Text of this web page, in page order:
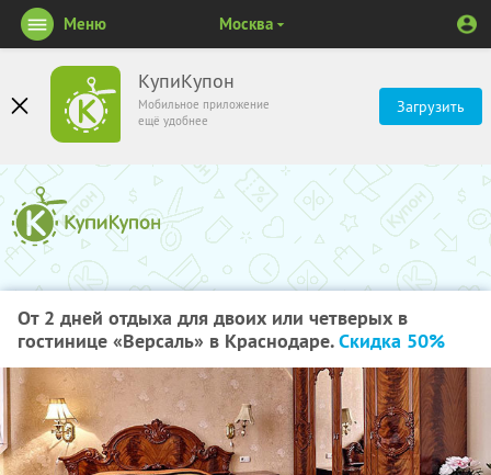
КупиКупон
Мобильное приложение
ещё удобнее
Загрузить
Меню Москва
От 2 дней отдыха для двоих или четверых в
гостинице «Версаль» в Краснодаре.Скидка 50%